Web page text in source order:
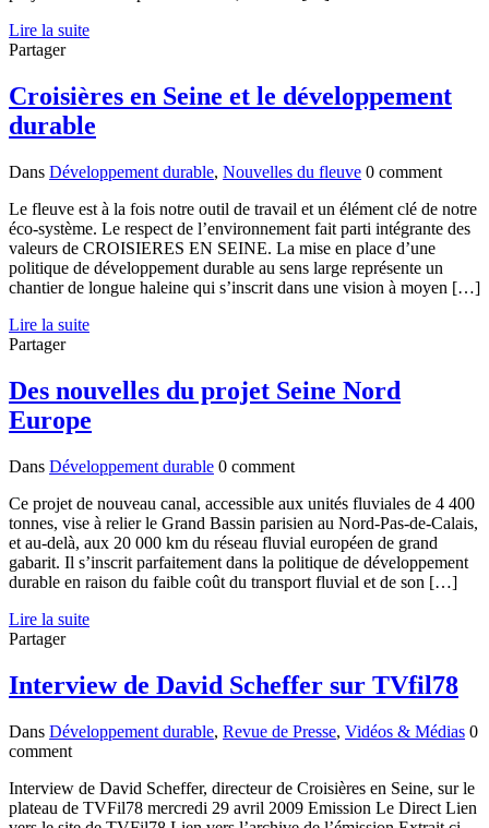
Lire la suite
Partager
Croisières en Seine et le développement
durable
Dans Développement durable, Nouvelles du fleuve 0 comment
Le fleuve est à la fois notre outil de travail et un élément clé de notre
éco-système. Le respect de l’environnement fait parti intégrante des
valeurs de CROISIERES EN SEINE. La mise en place d’une
politique de développement durable au sens large représente un
chantier de longue haleine qui s’inscrit dans une vision à moyen […]
Lire la suite
Partager
Des nouvelles du projet Seine Nord
Europe
Dans Développement durable 0 comment
Ce projet de nouveau canal, accessible aux unités fluviales de 4 400
tonnes, vise à relier le Grand Bassin parisien au Nord-Pas-de-Calais,
et au-delà, aux 20 000 km du réseau fluvial européen de grand
gabarit. Il s’inscrit parfaitement dans la politique de développement
durable en raison du faible coût du transport fluvial et de son […]
Lire la suite
Partager
Interview de David Scheffer sur TVfil78
Dans Développement durable, Revue de Presse, Vidéos & Médias 0
comment
Interview de David Scheffer, directeur de Croisières en Seine, sur le
plateau de TVFil78 mercredi 29 avril 2009 Emission Le Direct Lien